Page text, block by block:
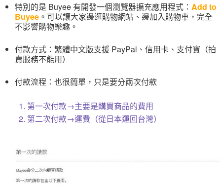
特別的是 Buyee 有開發一個瀏覽器擴充應用程式： Add to
Buyee 。可以讓大家邊逛購物網站、邊加入購物車，完全
不影響購物樂趣。
付款方式：繁體中文版支援 PayPal、信用卡、支付寶（拍
賣服務不能用）
付款流程：也很簡單，只是要分兩次付款
1. 第一次付款→主要是購買商品的費用
2. 第二次付款→運費（從日本運回台灣）